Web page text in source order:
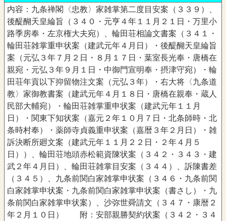
内容：九条禅閣〈忠教〉家雑掌第二度目安案（３３９）、
後醍醐天皇綸旨（３４０・元亨４年１１月２１日・万里小
路季房奉・左京権大夫宛）、輪田荘相論文書案（３４１・
輪田荘雑掌重申状案（建武元年４月日）・後醍醐天皇綸旨
案（元弘３年７月２日・８月１７日・葉室長光奉・唐橋在
親宛・元弘３年９月１日・中御門宣明奉・摂津守宛）・輪
田荘年貢以下抑留物注文案（元弘３年）・右大将〈九条道
教〉家御教書案（建武元年４月１８日・唐橋在親奉・蔵人
民部大輔宛）・輪田荘雑掌重申状案（建武元年１１月
日）・関東下知状案（嘉元２年１０月７日・北条師時・北
条時村奉）・薬師寺貞義重申状案（嘉暦３年２月日）・雑
訴決断所廻文案（建武元年１１月２２日・２年４月５
日））、輪田荘地頭赤松範資陳状案（３４２・３４３・建
武２年４月日）、輪田荘雑掌目安案（３４４）、訴陳書差
（３４５）、九条前関白家雑掌申状案（３４６・九条前関
白家雑掌申状案・九条前関白家雑掌申状案（書さし）・九
条前関白家雑掌申状案）、沙弥世舜請文（３４７・康暦２
年２月１０日） 附：安部親勝契約状案（３４２・３４